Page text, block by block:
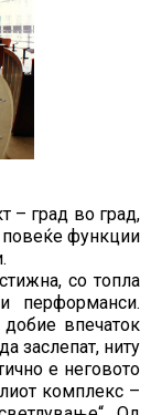
– град во град,
повеќе функции
со топла
перформанси.
впечаток
заслепат, ниту
е неговото
комплекс –